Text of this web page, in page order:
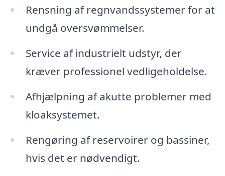
Rensning af regnvandssystemer for at
undgå oversvømmelser.
Service af industrielt udstyr, der
kræver professionel vedligeholdelse.
Afhjælpning af akutte problemer med
kloaksystemet.
Rengøring af reservoirer og bassiner,
hvis det er nødvendigt.